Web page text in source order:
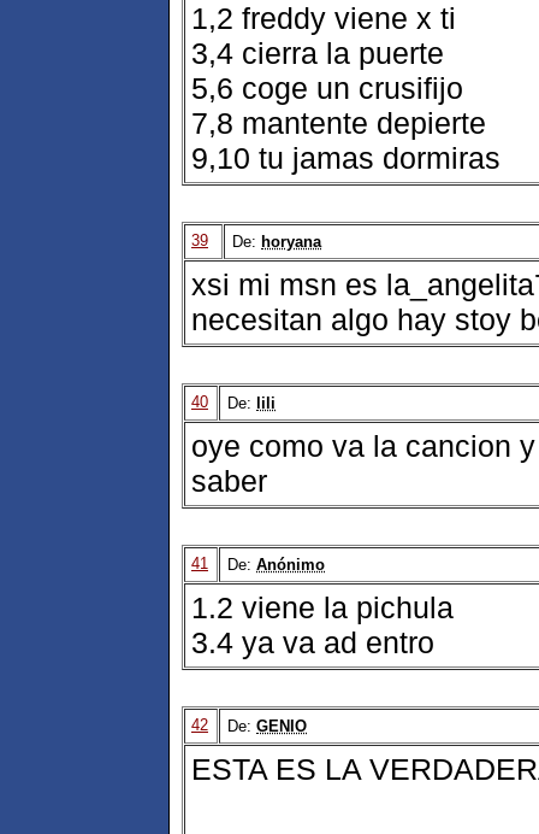
1,2 freddy viene x ti
3,4 cierra la puerte
5,6 coge un crusifijo
7,8 mantente depierte
9,10 tu jamas dormiras
39 De: horyana
xsi mi msn es
necesitan algo hay stoy
40 De: lili
oye como va la cancion
saber
41 De: Anónimo
1.2 viene la pichula
3.4 ya va ad entro
42 De: GENIO
ESTA ES LA